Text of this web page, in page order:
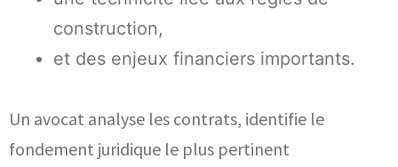
construction,
et des enjeux financiers importants.
Un avocat analyse les contrats, identifie le
fondement juridique le plus pertinent